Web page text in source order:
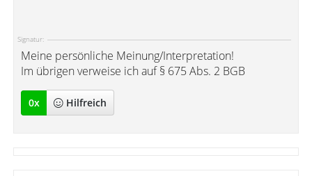
Signatur:
Meine persönliche Meinung/Interpretation!
Im übrigen verweise ich auf § 675 Abs. 2 BGB
0x Hilfreich